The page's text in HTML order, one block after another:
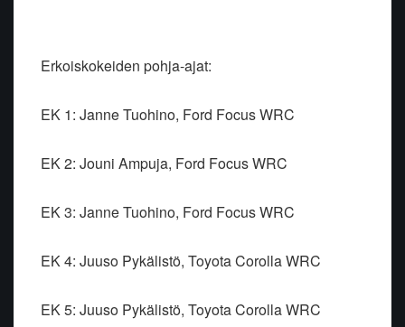
Erkoiskokeiden pohja-ajat:
EK 1: Janne Tuohino, Ford Focus WRC
EK 2: Jouni Ampuja, Ford Focus WRC
EK 3: Janne Tuohino, Ford Focus WRC
EK 4: Juuso Pykälistö, Toyota Corolla WRC
EK 5: Juuso Pykälistö, Toyota Corolla WRC